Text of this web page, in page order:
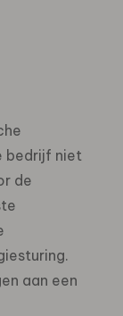
bedrijf niet
de
aan een